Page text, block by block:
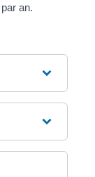
an.